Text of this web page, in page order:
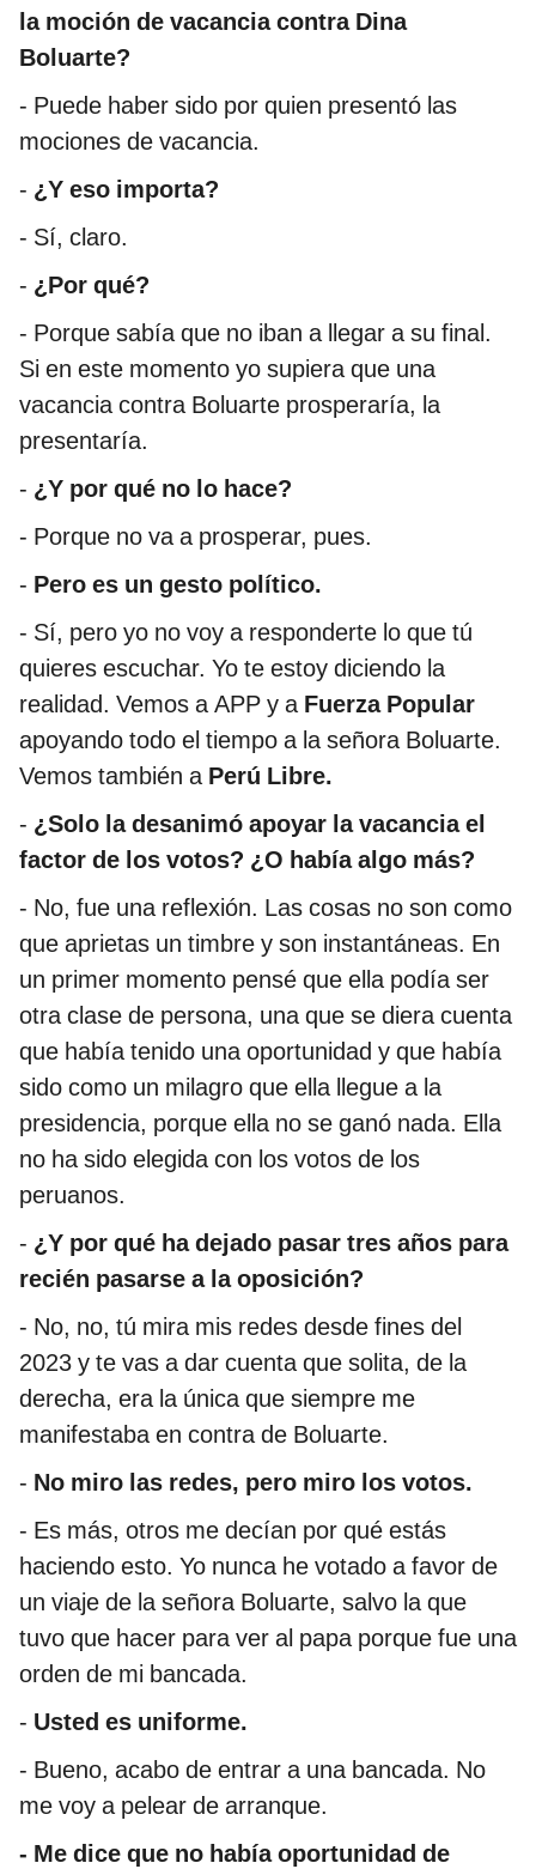
la moción de vacancia contra Dina
Boluarte?
- Puede haber sido por quien presentó las
mociones de vacancia.
- ¿Y eso importa?
- Sí, claro.
- ¿Por qué?
- Porque sabía que no iban a llegar a su final.
Si en este momento yo supiera que una
vacancia contra Boluarte prosperaría, la
presentaría.
- ¿Y por qué no lo hace?
- Porque no va a prosperar, pues.
- Pero es un gesto político.
- Sí, pero yo no voy a responderte lo que tú
quieres escuchar. Yo te estoy diciendo la
realidad. Vemos a APP y a Fuerza Popular
apoyando todo el tiempo a la señora Boluarte.
Vemos también a Perú Libre.
- ¿Solo la desanimó apoyar la vacancia el
factor de los votos? ¿O había algo más?
- No, fue una reflexión. Las cosas no son como
que aprietas un timbre y son instantáneas. En
un primer momento pensé que ella podía ser
otra clase de persona, una que se diera cuenta
que había tenido una oportunidad y que había
sido como un milagro que ella llegue a la
presidencia, porque ella no se ganó nada. Ella
no ha sido elegida con los votos de los
peruanos.
- ¿Y por qué ha dejado pasar tres años para
recién pasarse a la oposición?
- No, no, tú mira mis redes desde fines del
2023 y te vas a dar cuenta que solita, de la
derecha, era la única que siempre me
manifestaba en contra de Boluarte.
- No miro las redes, pero miro los votos.
- Es más, otros me decían por qué estás
haciendo esto. Yo nunca he votado a favor de
un viaje de la señora Boluarte, salvo la que
tuvo que hacer para ver al papa porque fue una
orden de mi bancada.
- Usted es uniforme.
- Bueno, acabo de entrar a una bancada. No
me voy a pelear de arranque.
- Me dice que no había oportunidad de